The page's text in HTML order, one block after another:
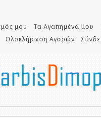
μου Τα Αγαπημένα μου
Ολοκλήρωση Αγορών